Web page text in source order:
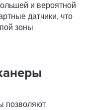
и вероятной
датчики, что
зоны
позволяют